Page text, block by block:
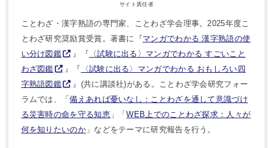
サイト責任者
ことわざ・漢字熟語の専門家、ことわざ学会理事。2025年度こ
とわざ研究奨励賞受賞。著書に『マンガでわかる 漢字熟語の使
い分け図鑑
』『 〈試験に出る〉マンガでわかる すごいこと
わざ図鑑
』『
〈試験に出る〉マンガでわかる おもしろい四
字熟語図鑑
』(共に講談社)がある。ことわざ学会研究フォー
ラムでは、「備えあれば憂いなし：ことわざを通して意識づけ
る災害時の命を守る知恵」「WEB上でのことわざ探求：人々が
何を知りたいのか」などをテーマに研究報告を行う。